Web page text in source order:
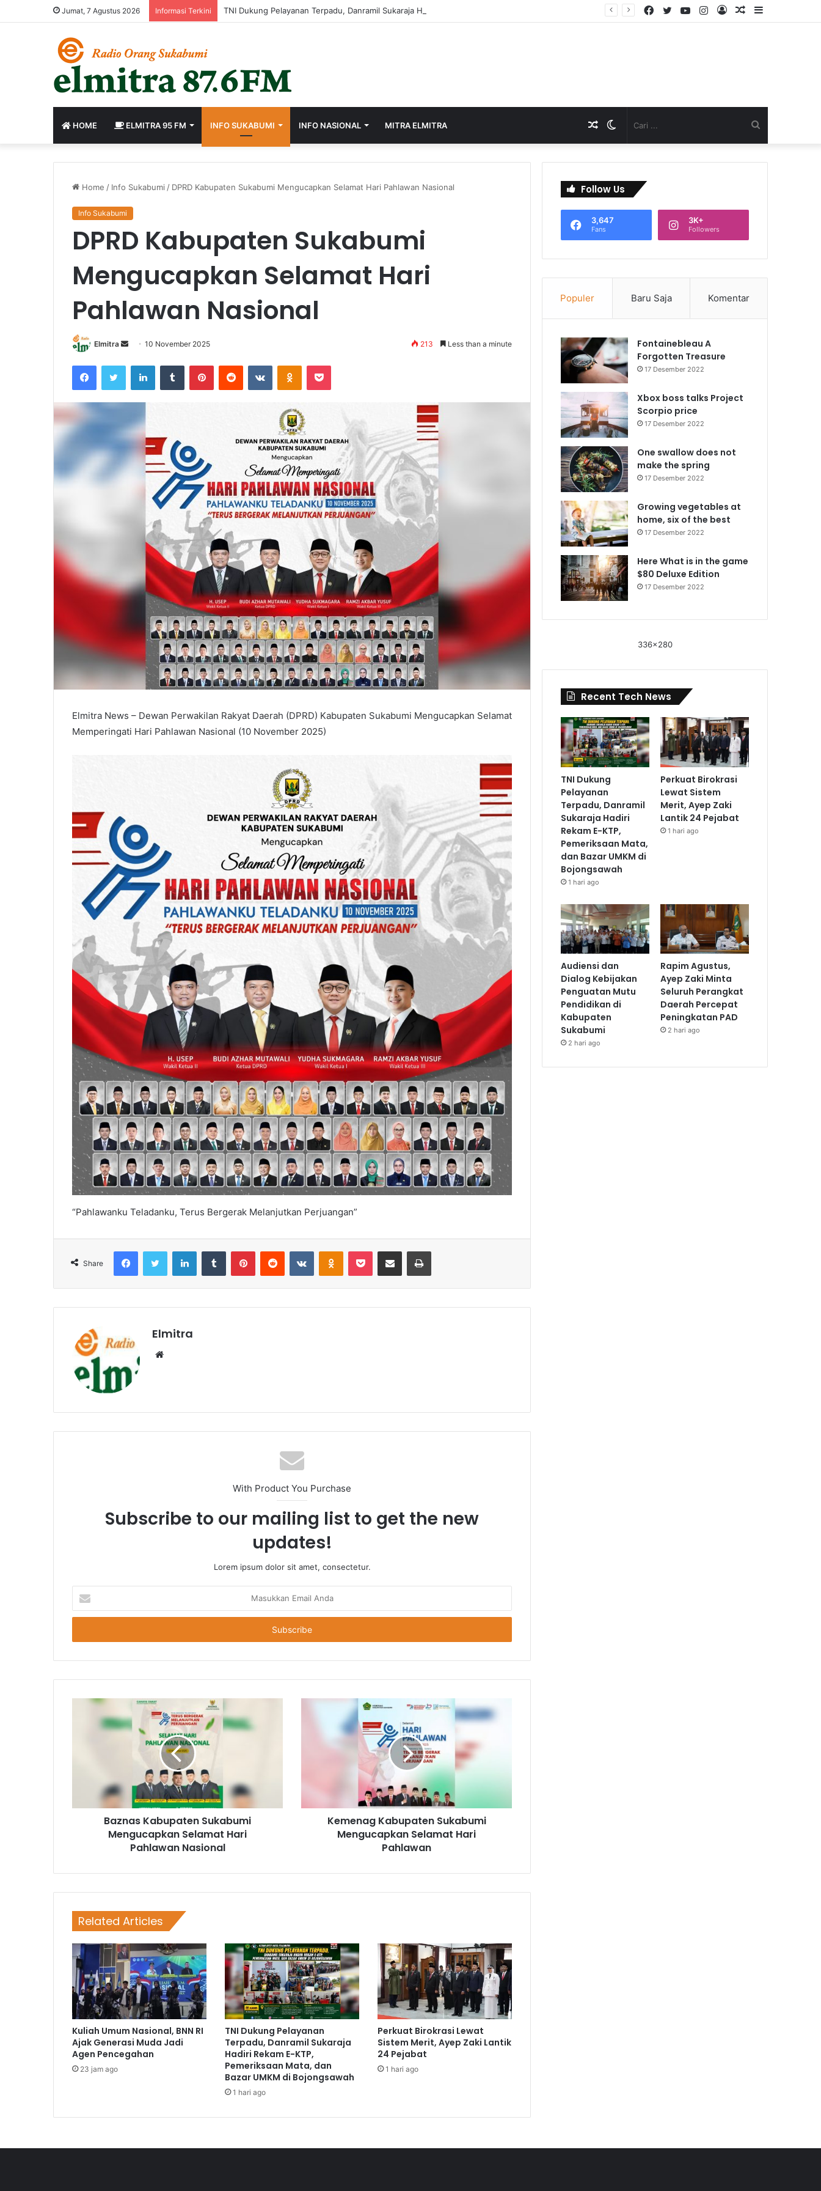
Jumat, 7 Agustus 2026 Informasi Terkini Sidebar
Artikel
Log
Instagram
YouTube
Twitter
Facebook
HOME ELMITRA 95 FM INFO SUKABUMI INFO NASIONAL MITRA ELMITRA
...
Switch
skin
Artikel
Acak
Home / Info Sukabumi / DPRD Kabupaten Sukabumi Mengucapkan Selamat Hari Pahlawan Nasional
Info Sukabumi
DPRD Kabupaten Sukabumi
Mengucapkan Selamat Hari
Pahlawan Nasional
Elmitra
Send
email
10 November 2025 213 Less than a minute
FacebookTwitter LinkedInTumblr PinterestReddit VKontakteOdnoklassniki
Pocket
Elmitra News – Dewan Perwakilan Rakyat Daerah (DPRD) Kabupaten Sukabumi Mengucapkan Selamat
Memperingati Hari Pahlawan Nasional (10 November 2025)
“Pahlawanku Teladanku, Terus Bergerak Melanjutkan Perjuangan”
Share
FacebookTwitter LinkedInTumblr PinterestReddit VKontakteOdnoklassniki
Pocket Share via Email Print
Elmitra
Website
With Product You Purchase
Subscribe to our mailing list to get the new
updates!
Lorem ipsum dolor sit amet, consectetur.
Email
Anda
Baznas Kabupaten Sukabumi
Mengucapkan Selamat Hari
Pahlawan Nasional
Kemenag Kabupaten Sukabumi
Mengucapkan Selamat Hari
Pahlawan
Related Articles
Kuliah Umum Nasional, BNN RI
Ajak Generasi Muda Jadi
Agen Pencegahan
23 jam ago
TNI Dukung Pelayanan
Terpadu, Danramil Sukaraja
Hadiri Rekam E-KTP,
Pemeriksaan Mata, dan
Bazar UMKM di Bojongsawah
1 hari ago
Perkuat Birokrasi Lewat
Sistem Merit, Ayep Zaki Lantik
24 Pejabat
1 hari ago
Follow Us
3,647
Fans
3K+
Followers
Populer Baru Saja Komentar
Fontainebleau A
Forgotten Treasure
17 Desember 2022
Xbox boss talks Project
Scorpio price
17 Desember 2022
One swallow does not
make the spring
17 Desember 2022
Growing vegetables at
home, six of the best
17 Desember 2022
Here What is in the game
$80 Deluxe Edition
17 Desember 2022
336x280
Recent Tech News
TNI Dukung
Pelayanan
Terpadu, Danramil
Sukaraja Hadiri
Rekam E-KTP,
Pemeriksaan Mata,
dan Bazar UMKM di
Bojongsawah
1 hari ago
Perkuat Birokrasi
Lewat Sistem
Merit, Ayep Zaki
Lantik 24 Pejabat
1 hari ago
Audiensi dan
Dialog Kebijakan
Penguatan Mutu
Pendidikan di
Kabupaten
Sukabumi
2 hari ago
Rapim Agustus,
Ayep Zaki Minta
Seluruh Perangkat
Daerah Percepat
Peningkatan PAD
2 hari ago